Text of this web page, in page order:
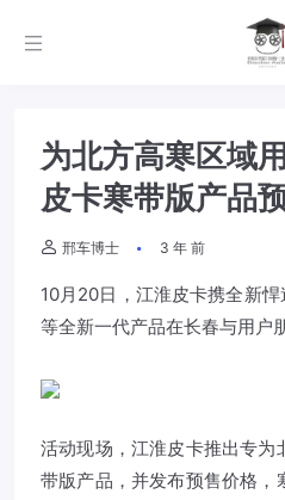
为北方高寒区域
皮卡寒带版产品
邢车博士 3 年 前
10月20日，江淮皮卡携全新
等全新一代产品在长春与用户
活动现场，江淮皮卡推出专为
带版产品，并发布预售价格，